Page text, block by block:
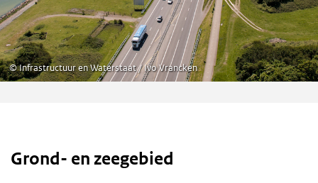
©Infrastructuur en Waterstaat / Ivo Vrancken
Grond- en zeegebied